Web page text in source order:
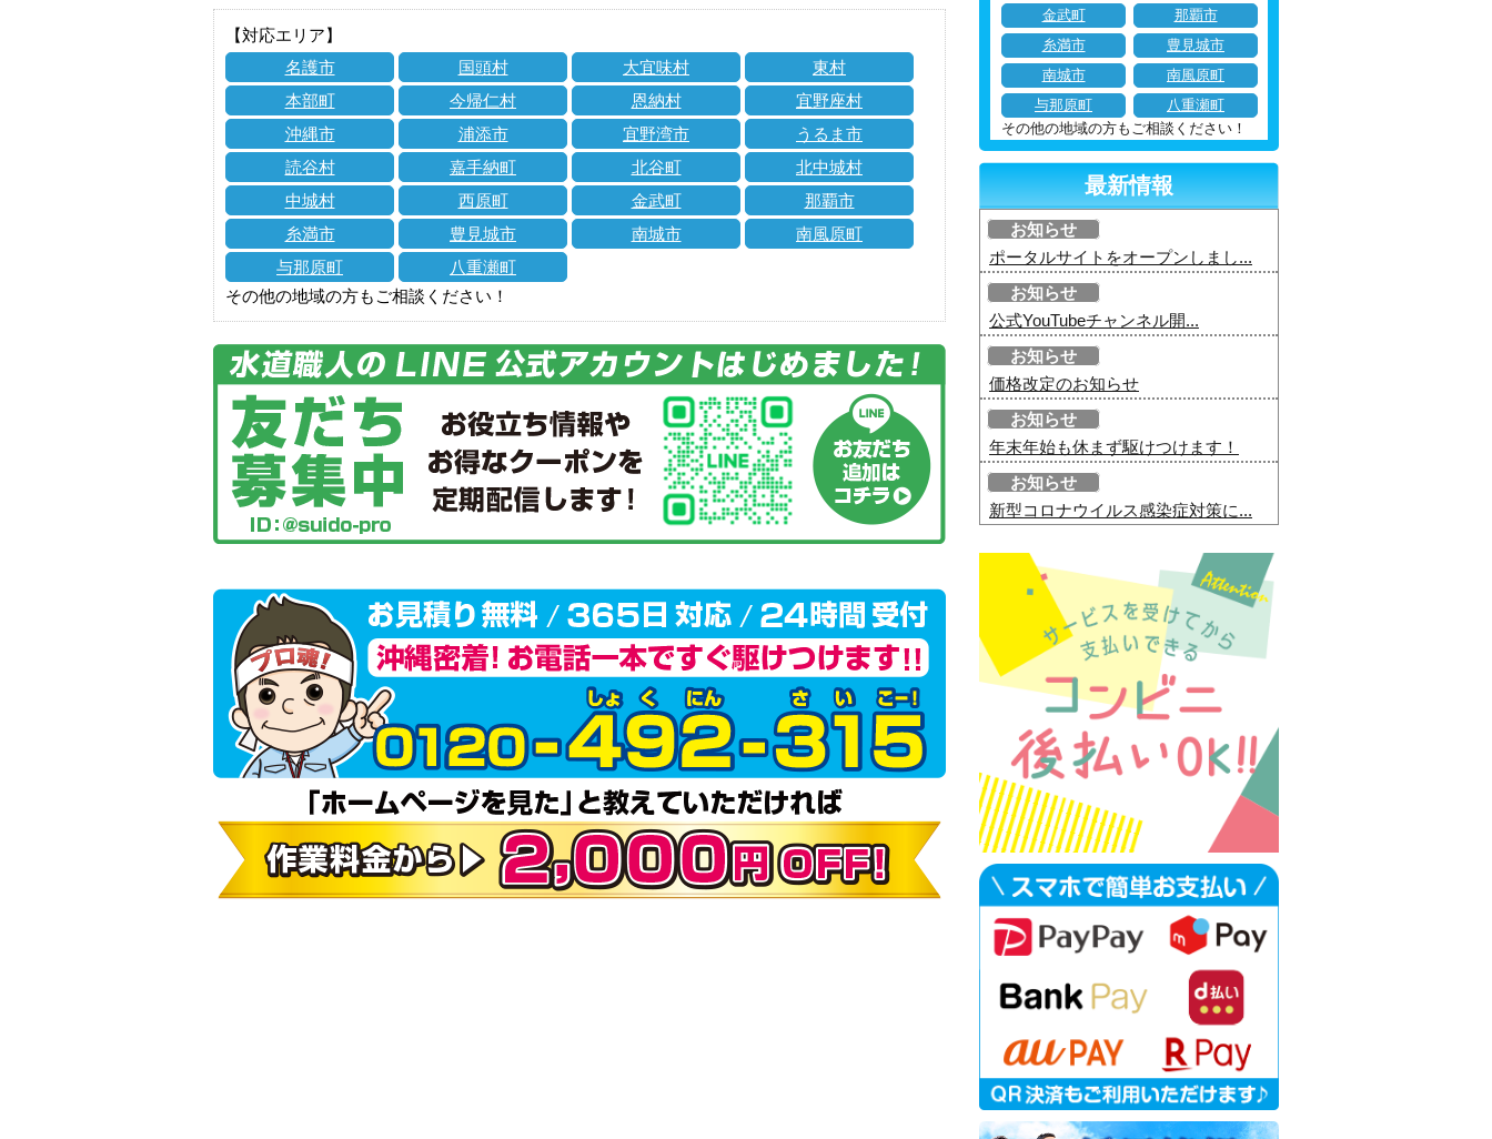
【対応エリア】
名護市
国頭村 大宜味村
東村
本部町
今帰仁村 恩納村
宜野座村
沖縄市
浦添市 宜野湾市
うるま市
読谷村
嘉手納町 北谷町
北中城村
中城村
西原町 金武町
那覇市
糸満市
豊見城市 南城市
南風原町
与那原町
八重瀬町
その他の地域の方もご相談ください！
金武町
那覇市
糸満市
豊見城市
南城市
南風原町
与那原町
八重瀬町
その他の地域の方もご相談ください！
最新情報
お知らせ
ポータルサイトをオープンしまし...
お知らせ
公式YouTubeチャンネル開...
お知らせ
価格改定のお知らせ
お知らせ
年末年始も休まず駆けつけます！
お知らせ
新型コロナウイルス感染症対策に...